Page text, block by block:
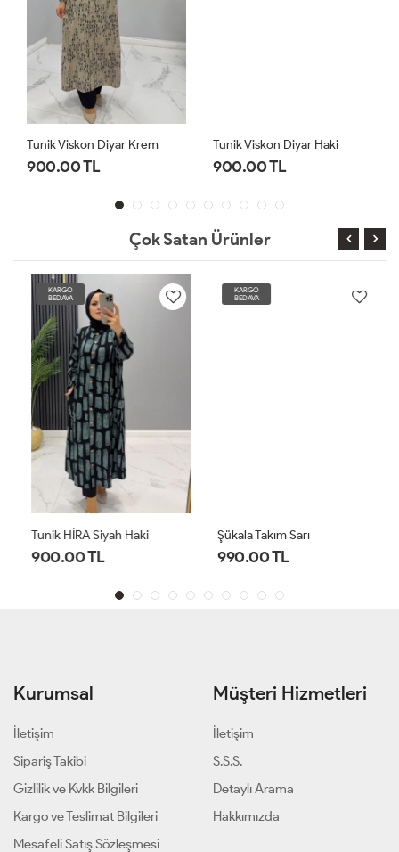
Tunik Viskon Diyar Krem
900.00 TL
Tunik Viskon Diyar Haki
900.00 TL
Çok Satan Ürünler
KARGO
BEDAVA
Tunik HİRA Siyah Haki
900.00 TL
KARGO
BEDAVA
Şükala Takım Sarı
990.00 TL
Kurumsal
İletişim
Sipariş Takibi
Gizlilik ve Kvkk Bilgileri
Kargo ve Teslimat Bilgileri
Mesafeli Satış Sözleşmesi
Müşteri Hizmetleri
İletişim
S.S.S.
Detaylı Arama
Hakkımızda